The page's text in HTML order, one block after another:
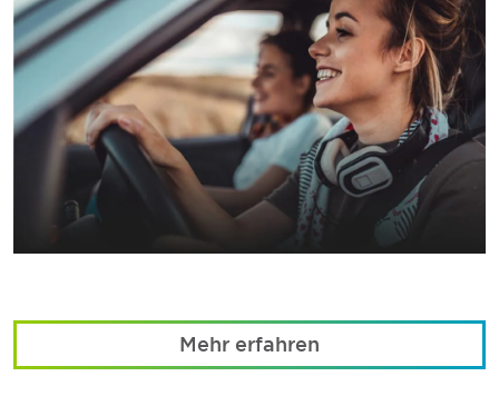
Mehr erfahren